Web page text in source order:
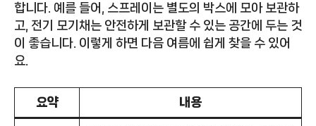
합니다. 예를 들어, 스프레이는 별도의 박스에 모아 보관하
고, 전기 모기채는 안전하게 보관할 수 있는 공간에 두는 것
이 좋습니다. 이렇게 하면 다음 여름에 쉽게 찾을 수 있어
요.
요약 내용